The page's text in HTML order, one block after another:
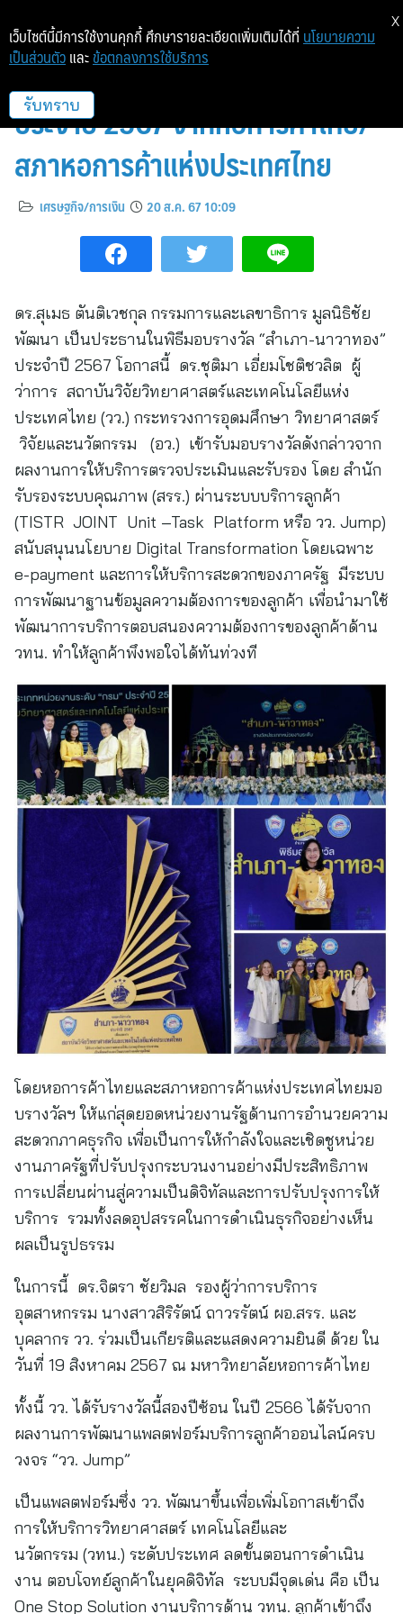
วว. รับรางวัลสำเภา-นาวาทอง
ประจำปี 2567 จากหอการค้าไทย/
สภาหอการค้าแห่งประเทศไทย
เศรษฐกิจ/การเงิน 20 ส.ค. 67 10:09
ดร.สุเมธ ตันติเวชกุล กรรมการและเลขาธิการ มูลนิธิชัย
พัฒนา เป็นประธานในพิธีมอบรางวัล “สำเภา-นาวาทอง”
ประจำปี 2567 โอกาสนี้ ดร.ชุติมา เอี่ยมโชติชวลิต ผู้
ว่าการ สถาบันวิจัยวิทยาศาสตร์และเทคโนโลยีแห่ง
ประเทศไทย (วว.) กระทรวงการอุดมศึกษา วิทยาศาสตร์
วิจัยและนวัตกรรม (อว.) เข้ารับมอบรางวัลดังกล่าวจาก
ผลงานการให้บริการตรวจประเมินและรับรอง โดย สำนัก
รับรองระบบคุณภาพ (สรร.) ผ่านระบบบริการลูกค้า
(TISTR JOINT Unit –Task Platform หรือ วว. Jump)
สนับสนุนนโยบาย Digital Transformation โดยเฉพาะ
e-payment และการให้บริการสะดวกของภาครัฐ มีระบบ
การพัฒนาฐานข้อมูลความต้องการของลูกค้า เพื่อนำมาใช้
พัฒนาการบริการตอบสนองความต้องการของลูกค้าด้าน
วทน. ทำให้ลูกค้าพึงพอใจได้ทันท่วงที
โดยหอการค้าไทยและสภาหอการค้าแห่งประเทศไทยมอ
บรางวัลฯ ให้แก่สุดยอดหน่วยงานรัฐด้านการอำนวยความ
สะดวกภาคธุรกิจ เพื่อเป็นการให้กำลังใจและเชิดชูหน่วย
งานภาครัฐที่ปรับปรุงกระบวนงานอย่างมีประสิทธิภาพ
การเปลี่ยนผ่านสู่ความเป็นดิจิทัลและการปรับปรุงการให้
บริการ รวมทั้งลดอุปสรรคในการดำเนินธุรกิจอย่างเห็น
ผลเป็นรูปธรรม
ในการนี้ ดร.จิตรา ชัยวิมล รองผู้ว่าการบริการ
อุตสาหกรรม นางสาวสิริรัตน์ ถาวรรัตน์ ผอ.สรร. และ
บุคลากร วว. ร่วมเป็นเกียรติและแสดงความยินดี ด้วย ใน
วันที่ 19 สิงหาคม 2567 ณ มหาวิทยาลัยหอการค้าไทย
ทั้งนี้ วว. ได้รับรางวัลนี้สองปีซ้อน ในปี 2566 ได้รับจาก
ผลงานการพัฒนาแพลตฟอร์มบริการลูกค้าออนไลน์ครบ
วงจร “วว. Jump”
เป็นแพลตฟอร์มซึ่ง วว. พัฒนาขึ้นเพื่อเพิ่มโอกาสเข้าถึง
การให้บริการวิทยาศาสตร์ เทคโนโลยีและ
นวัตกรรม (วทน.) ระดับประเทศ ลดขั้นตอนการดำเนิน
งาน ตอบโจทย์ลูกค้าในยุคดิจิทัล ระบบมีจุดเด่น คือ เป็น
One Stop Solution งานบริการด้าน วทน. ลูกค้าเข้าถึง
เว็บไซต์นี้มีการใช้งานคุกกี้ ศึกษารายละเอียดเพิ่มเติมได้ที่ นโยบายความ
เป็นส่วนตัว และ ข้อตกลงการใช้บริการ
รับทราบ
X